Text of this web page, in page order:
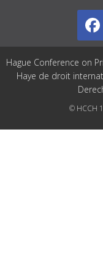
Hague Conference on
Haye de droit
© HCCH